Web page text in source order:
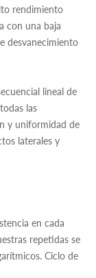
rendimiento
con una baja
desvanecimiento
lineal de
las
y uniformidad de
laterales y
en cada
repetidas se
Ciclo de